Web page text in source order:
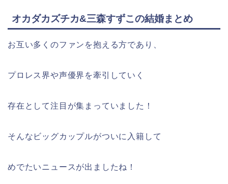
オカダカズチカ&三森すずこの結婚まとめ
お互い多くのファンを抱える方であり、
プロレス界や声優界を牽引していく
存在として注目が集まっていました！
そんなビッグカップルがついに入籍して
めでたいニュースが出ましたね！